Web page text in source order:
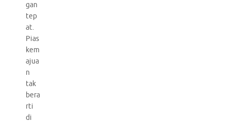
gan
tep
at.
Pias
kem
ajua
n
tak
bera
rti
di